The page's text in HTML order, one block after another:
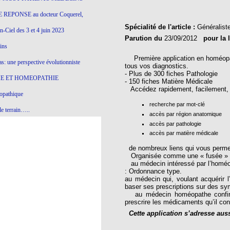
au docteur Coquerel,
Ciel des 3 et 4 juin 2023
une perspective évolutionniste
ET HOMEOPATHIE
terrain…..
Spécialité de l'article :
Parution du 23/09/2012pour la
Première application en
tous vos diagnostics.
- Plus de 300 fiches Pathologie
- 150 fiches Matière Médicale
Accédez rapidement,
recherche par mot-clé
accès par région anatomique
accès par pathologie
accès par matière médicale
de nombreux liens qui vous
Organisée comme une « fusée
au médecin intéressé par
: Ordonnance type.
au médecin qui, voulant acquérir
baser ses prescriptions sur des
au médecin homéopathe
prescrire les médicaments qu’il
Cette application s’adresse